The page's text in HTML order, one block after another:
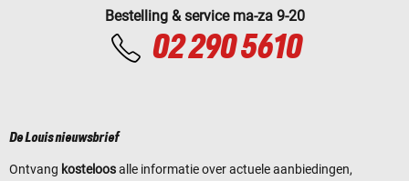
Bestelling & service ma-za 9-20
02 290 5610
De Louis nieuwsbrief
Ontvang kosteloosalle informatie over actuele aanbiedingen,